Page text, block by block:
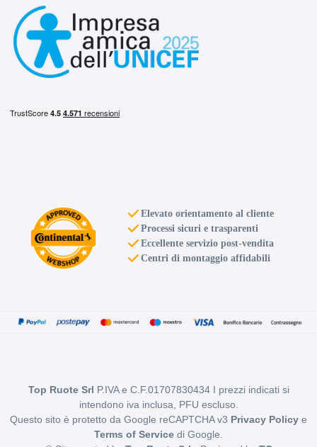
D B 71
Elevato orientamento al cliente
Processi sicuri e trasparenti
Eccellente servizio post-vendita
Centri di montaggio affidabili
Top Ruote Srl P.IVA e C.F.01707830434 I prezzi indicati si
intendono iva inclusa, PFU escluso.
Questo sito è protetto da Google reCAPTCHA v3 Privacy Policy e
Terms of Service di Google.